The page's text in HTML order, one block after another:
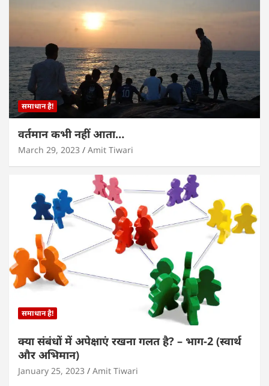
समाधान है!
वर्तमान कभी नहीं आता…
March 29, 2023 Amit Tiwari
समाधान है!
क्या संबंधों में अपेक्षाएं रखना गलत है? – भाग-2 (स्वार्थ
और अभिमान)
January 25, 2023 Amit Tiwari